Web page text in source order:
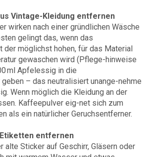
Vintage-Kleidung entfernen
wirken nach einer gründlichen Wäsche
gelingt das, wenn das
der möglichst hohen, für das Material
gewaschen wird (Pflege-hinweise
ml Apfelessig in die
– das neutralisiert unange-nehme
Wenn möglich die Kleidung an der
Kaffeepulver eig-net sich zum
als ein natürlicher Geruchsentferner.
entfernen
alte Sticker auf Geschirr, Gläsern oder